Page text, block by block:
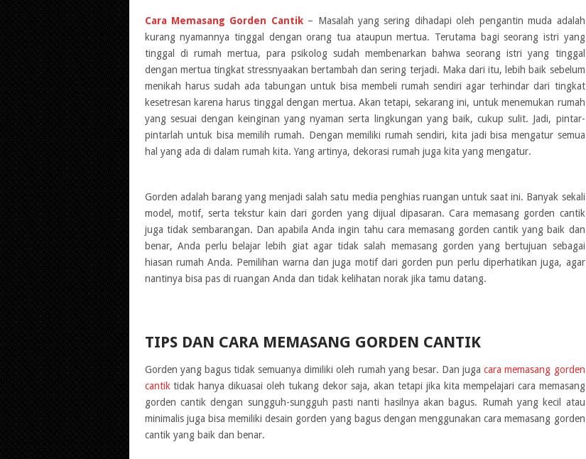
Cara Memasang Gorden Cantik– Masalah yang sering dihadapi oleh pengantin muda adalah
kurang nyamannya tinggal dengan orang tua ataupun mertua. Terutama bagi seorang istri yang
tinggal di rumah mertua, para psikolog sudah membenarkan bahwa seorang istri yang tinggal
dengan mertua tingkat stressnyaakan bertambah dan sering terjadi. Maka dari itu, lebih baik sebelum
menikah harus sudah ada tabungan untuk bisa membeli rumah sendiri agar terhindar dari tingkat
kesetresan karena harus tinggal dengan mertua. Akan tetapi, sekarang ini, untuk menemukan rumah
yang sesuai dengan keinginan yang nyaman serta lingkungan yang baik, cukup sulit. Jadi, pintar-
pintarlah untuk bisa memilih rumah. Dengan memiliki rumah sendiri, kita jadi bisa mengatur semua
hal yang ada di dalam rumah kita. Yang artinya, dekorasi rumah juga kita yang mengatur.
Gorden adalah barang yang menjadi salah satu media penghias ruangan untuk saat ini. Banyak sekali
model, motif, serta tekstur kain dari gorden yang dijual dipasaran. Cara memasang gorden cantik
juga tidak sembarangan. Dan apabila Anda ingin tahu cara memasang gorden cantik yang baik dan
benar, Anda perlu belajar lebih giat agar tidak salah memasang gorden yang bertujuan sebagai
hiasan rumah Anda. Pemilihan warna dan juga motif dari gorden pun perlu diperhatikan juga, agar
nantinya bisa pas di ruangan Anda dan tidak kelihatan norak jika tamu datang.
TIPS DAN CARA MEMASANG GORDEN CANTIK
Gorden yang bagus tidak semuanya dimiliki oleh rumah yang besar. Dan jugacara memasang gorden
cantik tidak hanya dikuasai oleh tukang dekor saja, akan tetapi jika kita mempelajari cara memasang
gorden cantik dengan sungguh-sungguh pasti nanti hasilnya akan bagus. Rumah yang kecil atau
minimalis juga bisa memiliki desain gorden yang bagus dengan menggunakan cara memasang gorden
cantik yang baik dan benar.